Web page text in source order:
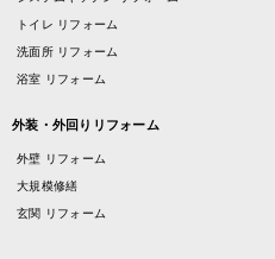
トイレ リフォーム
洗面所 リフォーム
浴室 リフォーム
外装・外回りリフォーム
外壁 リフォーム
大規模修繕
玄関 リフォーム